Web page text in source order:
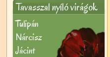
Tavasszal nyíló virágok
Tulipán
Nárcisz
Jácint